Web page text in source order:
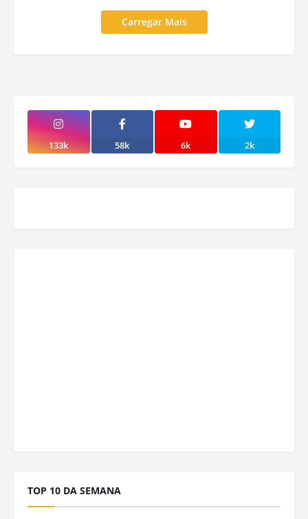
Carregar Mais
133k 58k 6k 2k
TOP 10 DA SEMANA